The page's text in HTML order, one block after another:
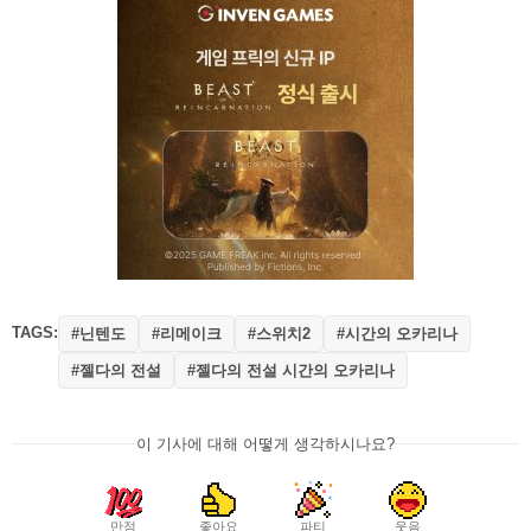
TAGS: #닌텐도 #리메이크 #스위치2 #시간의 오카리나
#젤다의 전설 #젤다의 전설 시간의 오카리나
이 기사에 대해 어떻게 생각하시나요?
만점 좋아요 파티 웃음